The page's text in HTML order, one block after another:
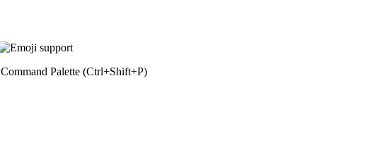
Palette (Ctrl+Shift+P)